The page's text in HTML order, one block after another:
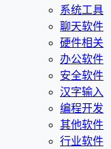
系统工具
聊天软件
硬件相关
办公软件
安全软件
汉字输入
编程开发
其他软件
行业软件